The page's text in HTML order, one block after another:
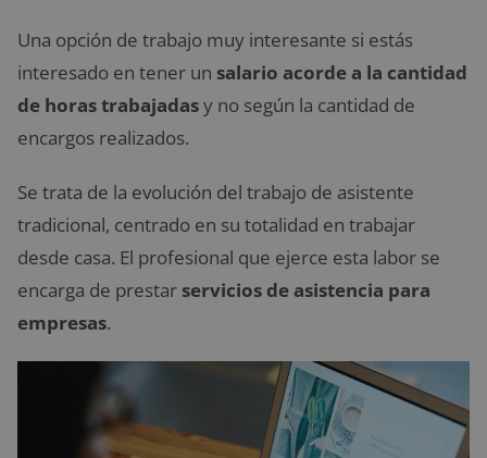
Una opción de trabajo muy interesante si estás
interesado en tener un salario acorde a la cantidad
de horas trabajadasy no según la cantidad de
encargos realizados.
Se trata de la evolución del trabajo de asistente
tradicional, centrado en su totalidad en trabajar
desde casa. El profesional que ejerce esta labor se
encarga de prestar servicios de asistencia para
empresas.